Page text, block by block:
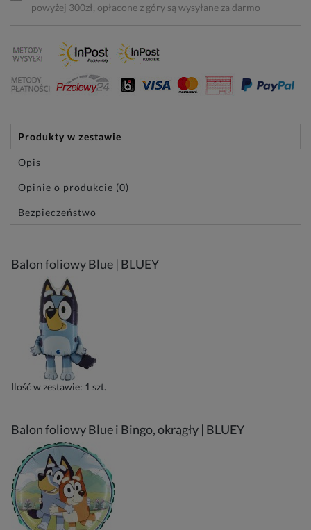
powyżej 300zł, opłacone z góry są wysyłane za darmo
Produkty w zestawie
Opis
Opinie o produkcie (0)
Bezpieczeństwo
Balon foliowy Blue | BLUEY
Ilość w zestawie: 1 szt.
Balon foliowy Blue i Bingo, okrągły | BLUEY